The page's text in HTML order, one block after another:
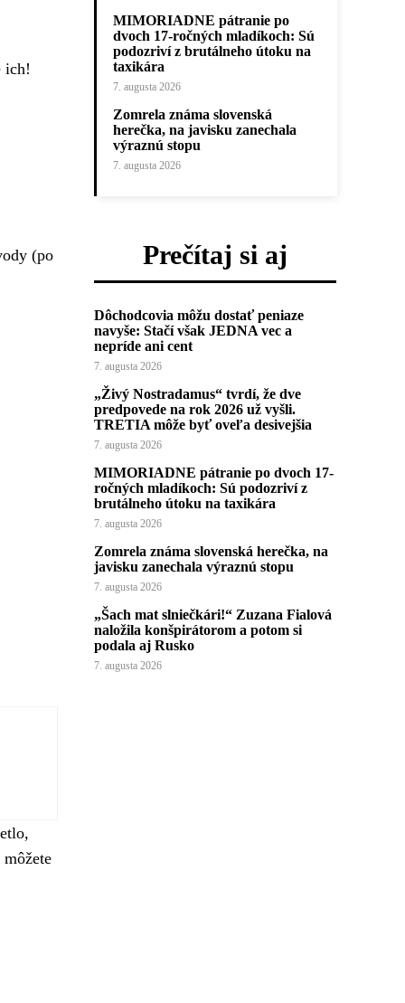
ich!
(po
MIMORIADNE pátranie po
dvoch 17-ročných mladíkoch: Sú
podozriví z brutálneho útoku na
taxikára
7. augusta 2026
Zomrela známa slovenská
herečka, na javisku zanechala
výraznú stopu
7. augusta 2026
Prečítaj si aj
Dôchodcovia môžu dostať peniaze
navyše: Stačí však JEDNA vec a
nepríde ani cent
7. augusta 2026
„Živý Nostradamus“ tvrdí, že dve
predpovede na rok 2026 už vyšli.
TRETIA môže byť oveľa desivejšia
7. augusta 2026
MIMORIADNE pátranie po dvoch 17-
ročných mladíkoch: Sú podozriví z
brutálneho útoku na taxikára
7. augusta 2026
Zomrela známa slovenská herečka, na
javisku zanechala výraznú stopu
7. augusta 2026
„Šach mat slniečkári!“ Zuzana Fialová
naložila konšpirátorom a potom si
podala aj Rusko
7. augusta 2026